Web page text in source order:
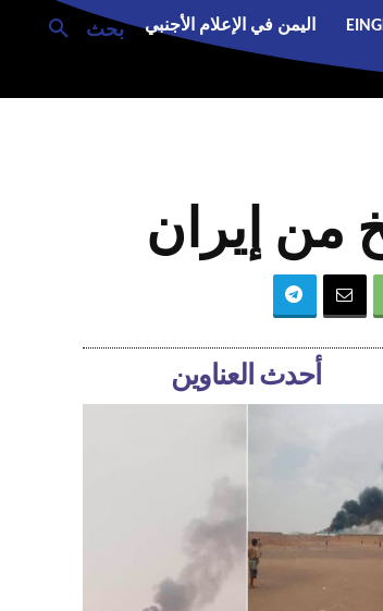
بحث اليمن في الإعلام الأجنبي
من إيران
أحدث العناوين